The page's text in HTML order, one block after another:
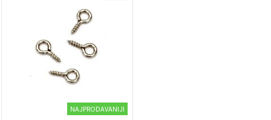
NAJPRODAVANIJI